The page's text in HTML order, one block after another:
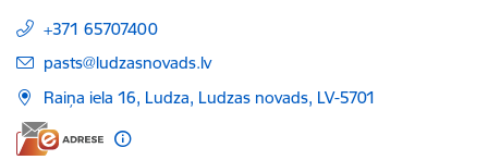
+371 65707400
E-pasts:
pasts@ludzasnovads.lv
Raiņa iela 16, Ludza, Ludzas novads, LV-5701